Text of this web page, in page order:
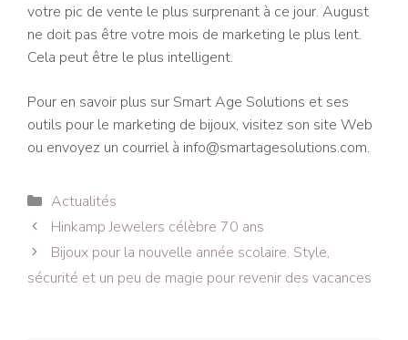
votre pic de vente le plus surprenant à ce jour. August
ne doit pas être votre mois de marketing le plus lent.
Cela peut être le plus intelligent.
Pour en savoir plus sur Smart Age Solutions et ses
outils pour le marketing de bijoux, visitez son site Web
ou envoyez un courriel à info@smartagesolutions.com.
Catégories
Actualités
Navigation
des
articles
Hinkamp Jewelers célèbre 70 ans
Bijoux pour la nouvelle année scolaire. Style,
sécurité et un peu de magie pour revenir des vacances